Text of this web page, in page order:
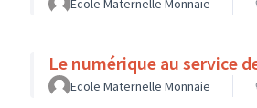
Ecole Maternelle Monnaie
Le numérique au service
Ecole Maternelle Monnaie